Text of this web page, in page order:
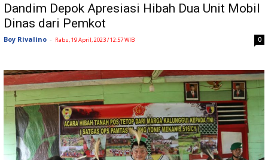
Dandim Depok Apresiasi Hibah Dua Unit Mobil
Dinas dari Pemkot
Boy Rivalino - Rabu, 19 April, 2023 / 12:57 WIB 0